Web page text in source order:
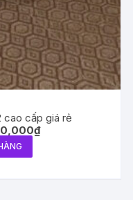
cao cấp giá rẻ
₫Giá
hiện